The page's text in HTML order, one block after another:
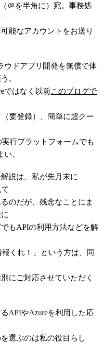
（＠を半角に）宛。事務処
能なアカウントをお送り
ウドアプリ開発を無償で体
。
ではなく以前このブログで
要登録）、簡単に超クー
行プラットフォームでも
。
説は、 私が先月末に
のだが、残念なことにま
もAPIの利用方法などを解
報くれ！」という方は、同
にご対応させていただく
APIやAzureを利用した応
選ぶのは私の役目らし